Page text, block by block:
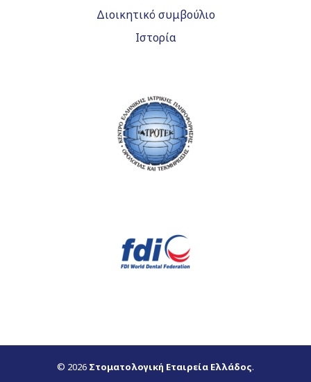
Διοικητικό συμβούλιο
Ιστορία
© 2026 Στοματολογική Εταιρεία Ελλάδος.